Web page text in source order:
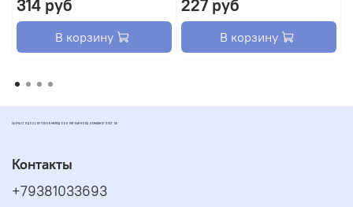
314 руб
В корзину
227 руб
В корзину
ЗАПЧАСТИ ДЛЯ СКУТЕРОВ МОПЕДОВ И ПИТБАЙКОВ ДИОМАРКЕТ РОСТОВ
Контакты
+79381033693